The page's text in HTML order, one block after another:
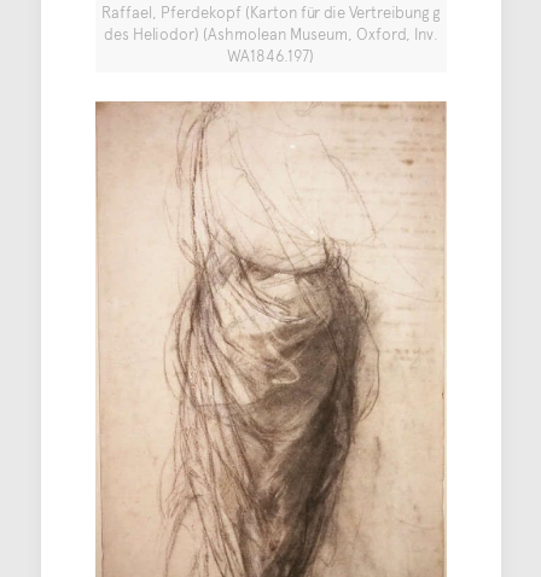
Raffael, Pferdekopf (Karton für die Vertreibung g
des Heliodor) (Ashmolean Museum, Oxford, Inv.
WA1846.197)